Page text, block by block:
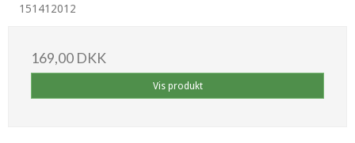
151412012
169,00 DKK
Vis produkt